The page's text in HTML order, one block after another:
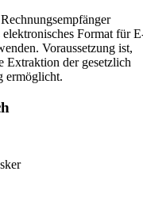
Format für
Voraussetzung ist,
Extraktion der gesetzlich
ermöglicht.